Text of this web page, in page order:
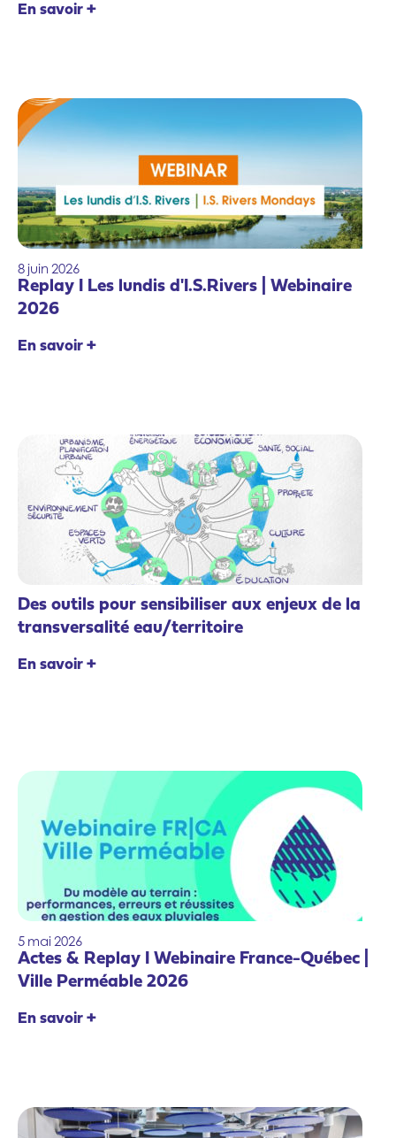
En savoir +
8juin 2026
Replay I Les lundis d'I.S.Rivers | Webinaire
2026
En savoir +
Des outils pour sensibiliser aux enjeux de la
transversalité eau/territoire
En savoir +
5 mai2026
Actes & Replay I Webinaire France-Québec |
Ville Perméable 2026
En savoir +